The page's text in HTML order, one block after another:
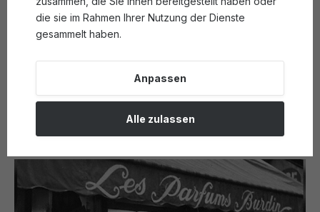
Hat Ihnen dieser Beitrag gefallen?
Weitersagen...
Wohin geht es als nächstes?
die sie im Rahmen Ihrer Nutzung der Dienste
gesammelt haben.
Anpassen
Alle zulassen